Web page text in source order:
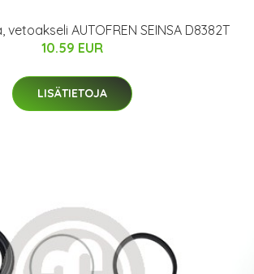
AUTOFREN SEINSA D8382T
10.59 EUR
LISÄTIETOJA